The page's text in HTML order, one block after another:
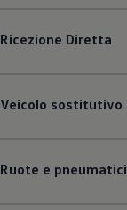
Ricezione Diretta
Veicolo sostitutivo
Ruote e pneumatici